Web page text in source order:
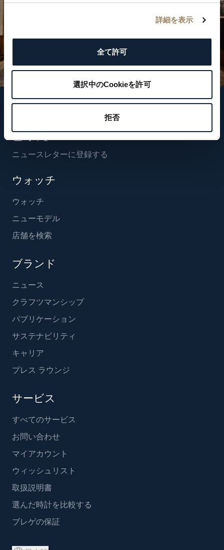
詳細を表示
全て許可
選択中のCookieを許可
拒否
ニュースレターに登録する
ウォッチ
ウォッチ
ニューモデル
店舗を検索
ブランド
ニュース
クラフツマンシップ
パブリケーション
サステナビリティ
キャリア
プレス ラウンジ
サービス
すべてのサービス
お問い合わせ
マイアカウント
ウィッシュリスト
取扱説明書
選んだ時計を比較する
ブレゲの保証